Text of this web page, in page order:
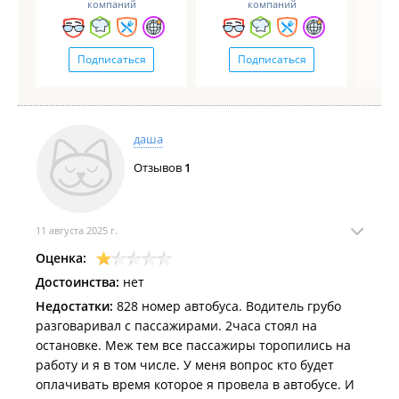
компаний
Подписаться
компаний
Подписаться
даша
Отзывов 1
11 августа 2025 г.
Оценка:
Достоинства: нет
Недостатки: 828 номер автобуса. Водитель грубо
разговаривал с пассажирами. 2часа стоял на
остановке. Меж тем все пассажиры торопились на
работу и я в том числе. У меня вопрос кто будет
оплачивать время которое я провела в автобусе. И